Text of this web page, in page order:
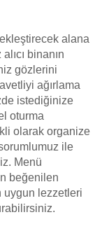
alana
binanın
gözlerini
ağırlama
istediğinize
oturma
olarak organize
ile
Menü
beğenilen
uygun lezzetleri